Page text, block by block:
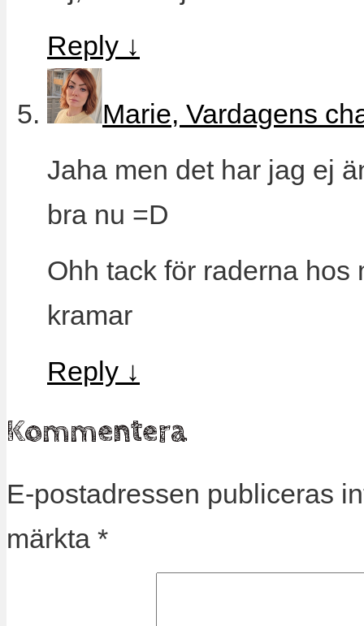
Reply ↓
Marie, Vardagens
Jaha men det har jag ej
bra nu =D
Ohh tack för raderna hos
kramar
Reply ↓
Kommentera
E-postadressen publiceras
märkta *